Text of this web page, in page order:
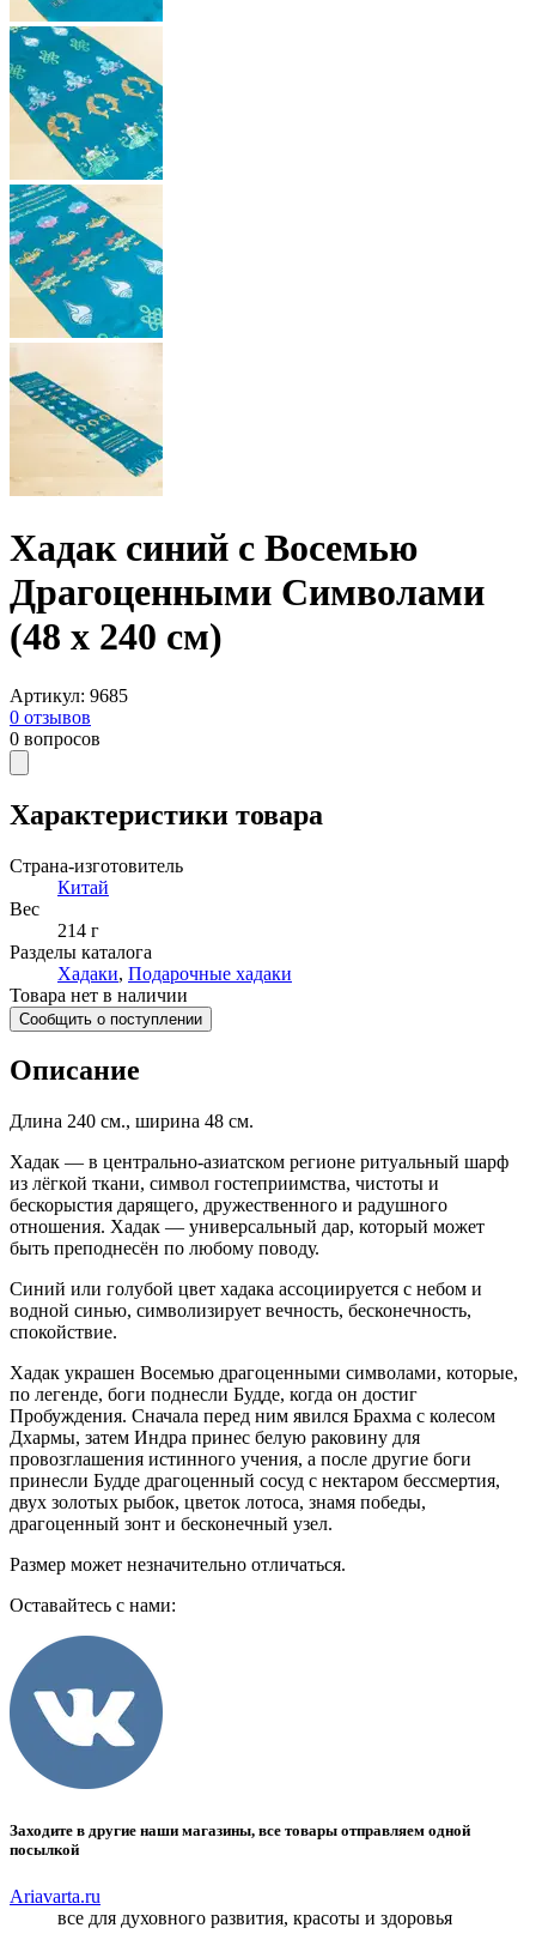
Хадак синий с Восемью
Драгоценными Символами
(48 x 240 см)
Артикул: 9685
0 отзывов
0 вопросов
Характеристики товара
Страна-изготовитель
Китай
Вес
214 г
Разделы каталога
Хадаки, Подарочные хадаки
Товара нет в наличии
Сообщить о поступлении
Описание
Длина 240 см., ширина 48 см.
Хадак — в центрально-азиатском регионе ритуальный шарф
из лёгкой ткани, символ гостеприимства, чистоты и
бескорыстия дарящего, дружественного и радушного
отношения. Хадак — универсальный дар, который может
быть преподнесён по любому поводу.
Синий или голубой цвет хадака ассоциируется с небом и
водной синью, символизирует вечность, бесконечность,
спокойствие.
Хадак украшен Восемью драгоценными символами, которые,
по легенде, боги поднесли Будде, когда он достиг
Пробуждения. Сначала перед ним явился Брахма с колесом
Дхармы, затем Индра принес белую раковину для
провозглашения истинного учения, а после другие боги
принесли Будде драгоценный сосуд с нектаром бессмертия,
двух золотых рыбок, цветок лотоса, знамя победы,
драгоценный зонт и бесконечный узел.
Размер может незначительно отличаться.
Оставайтесь с нами:
Заходите в другие наши магазины, все товары отправляем одной
посылкой
Ariavarta.ru
все для духовного развития, красоты и здоровья